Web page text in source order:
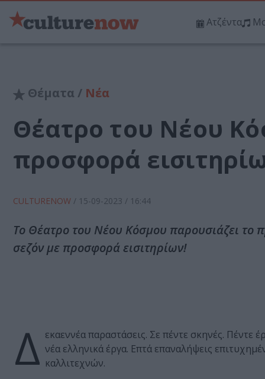
Ατζέντα
Θέματα / Νέα
Θέατρο του Νέου
προσφορά
CULTURENOW / 15-09-2023 / 16:44
Το Θέατρο του Νέου Κόσμου παρουσιάζει το
σεζόν με προσφορά εισιτηρίων!
Δ εκαεννέα παραστάσεις. Σε πέντε σκηνές.
νέα ελληνικά έργα. Επτά επαναλήψεις
καλλιτεχνών.